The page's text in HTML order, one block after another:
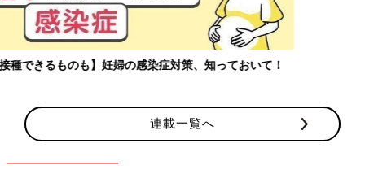
玉川大学教育学部教授、大豆生田先生に子どもたちの保育園でのリ
連載一覧へ